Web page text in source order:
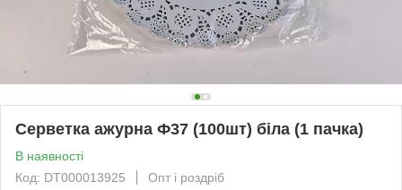
Серветка ажурна Ф37 (100шт) біла (1 пачка)
В наявності
Код: DT000013925
Опт і роздріб